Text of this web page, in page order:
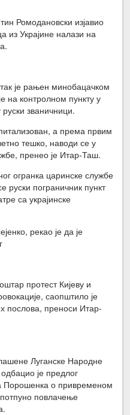
Ромодановски изјавио
из Украјине налази на
је рањен минобацачком
на контролном пункту у
званичници.
а према првим
тешко, наводи се у
пренео је Итар-Таш.
огранка царинске службе
руски пограничник пункт
са украјинске
рекао је да је
протест Кијеву и
саопштило је
послова, преноси Итар-
Луганске Народне
одбацио је предлог
Порошенка о привременом
повлачење